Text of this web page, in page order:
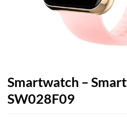
Smartwatch –
SW028F09